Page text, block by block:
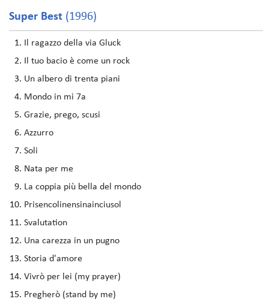
Super Best (1996)
Il ragazzo della via Gluck
Il tuo bacio è come un rock
Un albero di trenta piani
Mondo in mi 7a
Grazie, prego, scusi
Azzurro
Soli
Nata per me
La coppia più bella del mondo
Prisencolinensinainciusol
Svalutation
Una carezza in un pugno
Storia d'amore
Vivrò per lei (my prayer)
Pregherò (stand by me)